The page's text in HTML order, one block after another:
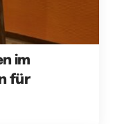
im
für